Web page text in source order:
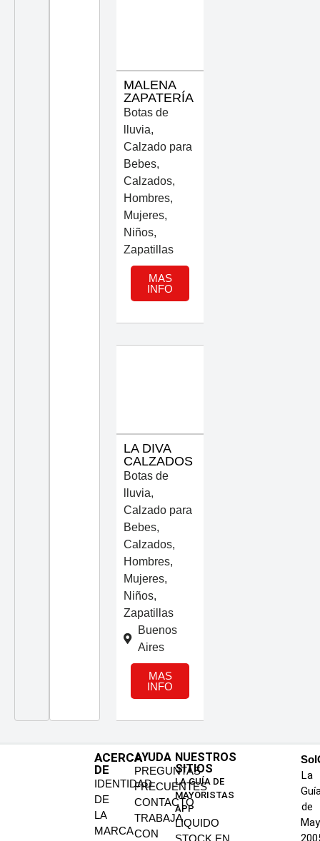
MALENA
ZAPATERÍA
Botas de
lluvia,
Calzado para
Bebes,
Calzados,
Hombres,
Mujeres,
Niños,
Zapatillas
MAS
INFO
LA DIVA
CALZADOS
Botas de
lluvia,
Calzado para
Bebes,
Calzados,
Hombres,
Mujeres,
Niños,
Zapatillas
Buenos
Aires
MAS
INFO
ACERCA
DE
IDENTIDAD
DE
LA
MARCA
AYUDA
PREGUNTAS
FRECUENTES
CONTACTO
TRABAJA
CON
NUESTROS
SITIOS
LA GUÍA DE
MAYORISTAS
APP
LIQUIDO
STOCK EN
La
de